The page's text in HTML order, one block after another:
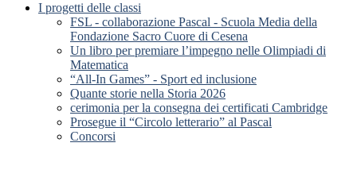
I progetti delle classi
FSL - collaborazione Pascal - Scuola Media della
Fondazione Sacro Cuore di Cesena
Un libro per premiare l’impegno nelle Olimpiadi di
Matematica
“All-In Games” - Sport ed inclusione
Quante storie nella Storia 2026
cerimonia per la consegna dei certificati Cambridge
Prosegue il “Circolo letterario” al Pascal
Concorsi